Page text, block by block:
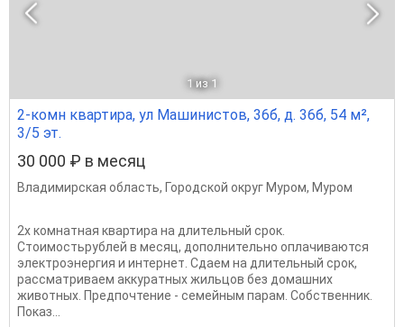
1 из 1
2-комн квартира, ул Машинистов, 36б, д. 36б, 54 м²,
3/5 эт.
30 000 ₽ в месяц
Владимирская область, Городской округ Муром, Муром
2х комнатная квартира на длительный срок.
Стоимостьрублей в месяц, дополнительно оплачиваются
электроэнергия и интернет. Сдаем на длительный срок,
рассматриваем аккуратных жильцов без домашних
животных. Предпочтение - семейным парам. Собственник.
Показ...